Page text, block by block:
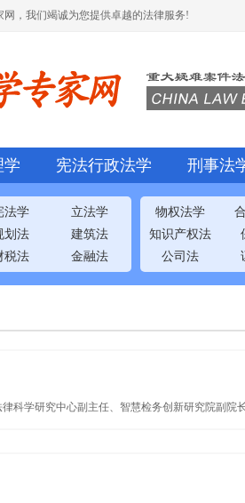
，我们竭诚为您提供卓越的法律服务!
学 宪法行政法学 刑事法
法学
立法学
划法
建筑法
税法 金融法
物权法学
知识产权法
公司法
科学研究中心副主任、智慧检务创新研究院副院